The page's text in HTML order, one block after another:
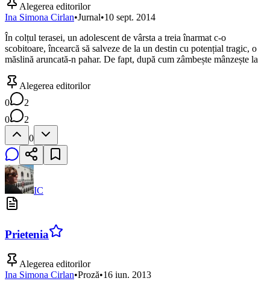
Alegerea editorilor
Ina Simona Cirlan•Jurnal•10 sept. 2014
În colțul terasei, un adolescent de vârsta a treia înarmat c-o
scobitoare, încearcă să salveze de la un destin cu potențial tragic, o
măslină aruncată-n pahar. De fapt, după cum zâmbește mânzește la
Alegerea editorilor
0
2
0
2
0
IC
Prietenia
Alegerea editorilor
Ina Simona Cirlan•Proză•16 iun. 2013